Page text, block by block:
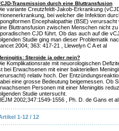
Transmission durch eine Bluttransfusion
variante Creutzfeldt-Jakob-Erkrankung
bei welcher die Infektion
Encephalopathie (BSE)
Bluttransfusion zwischen Menschen nicht
CJD führt. Ob das auch auf die
Studie ging man dieser Problematik
2004; 363: 417-21 , Llewelyn C A et al
Steroide ja oder nein?
Komplikationsrate mit neuorologischen
bei Erwachsenen mit einer bakteriellen
relativ hoch. Der
eine grosse Bedeutung beigemessen. Ob
Personen mit einer Meningitis
Studie untersucht.
2002;347:1549-1556 , Ph. D. de Gans et al
1-12 / 12